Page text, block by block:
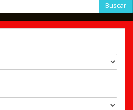
Buscar